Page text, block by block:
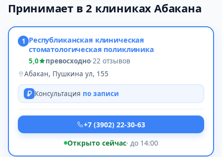
Принимает в 2 клиниках Абакана
1 Республиканская клиническая
стоматологическая поликлиника
5,0 превосходно·22 отзывов
Абакан, Пушкина ул, 155
Консультация по записи
+7 (3902) 22-30-63
Открыто сейчас· до 14:00